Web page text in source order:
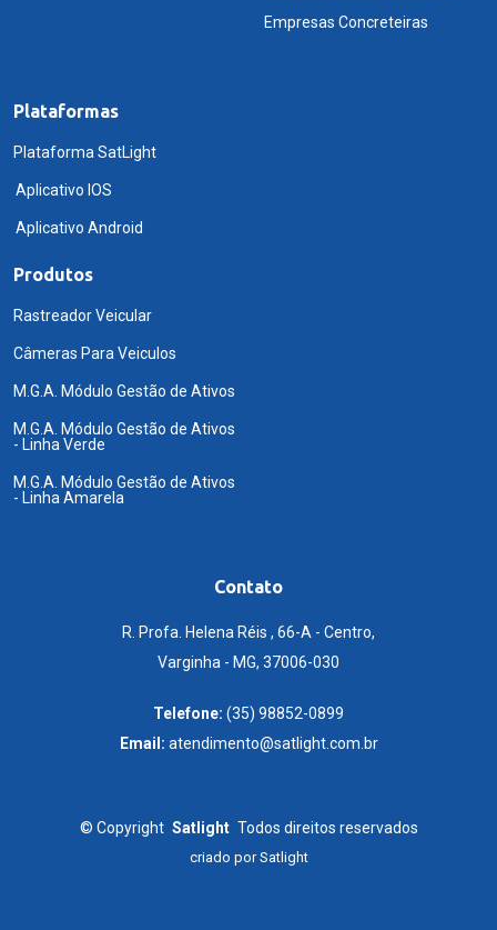
Empresas Concreteiras
Plataformas
Plataforma SatLight
Aplicativo IOS
Aplicativo Android
Produtos
Rastreador Veicular
Câmeras Para Veiculos
M.G.A. Módulo Gestão de Ativos
M.G.A. Módulo Gestão de Ativos
- Linha Verde
M.G.A. Módulo Gestão de Ativos
- Linha Amarela
Contato
R. Profa. Helena Réis , 66-A - Centro,
Varginha - MG, 37006-030
Telefone: (35) 98852-0899
Email: atendimento@satlight.com.br
© Copyright Satlight Todos direitos reservados
criado porSatlight